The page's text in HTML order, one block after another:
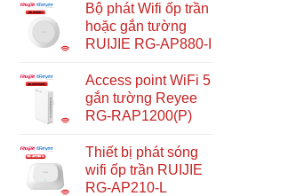
Bộ phát Wifi ốp trần
hoặc gắn tường
RUIJIE RG-AP880-I
Access point WiFi 5
gắn tường Reyee
RG-RAP1200(P)
Thiết bị phát sóng
wifi ốp trần RUIJIE
RG-AP210-L